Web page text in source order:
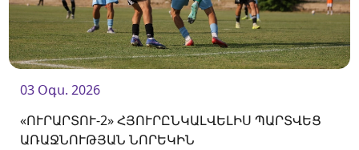
03 Օգս. 2026
«ՈՒՐԱՐՏՈՒ-2» ՀՅՈՒՐԸՆԿԱԼՎԵԼԻՍ ՊԱՐՏՎԵՑ
ԱՌԱՋՆՈՒԹՅԱՆ ՆՈՐԵԿԻՆ